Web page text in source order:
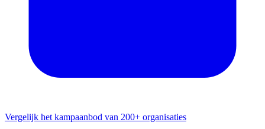
Vergelijk het kampaanbod van 200+ organisaties